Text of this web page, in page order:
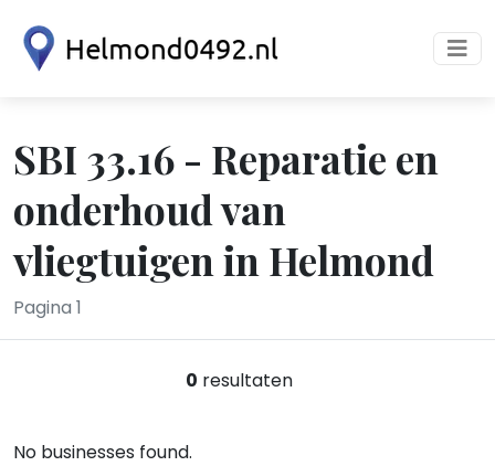
SBI 33.16 - Reparatie en
onderhoud van
vliegtuigen in Helmond
Pagina 1
0 resultaten
No businesses found.